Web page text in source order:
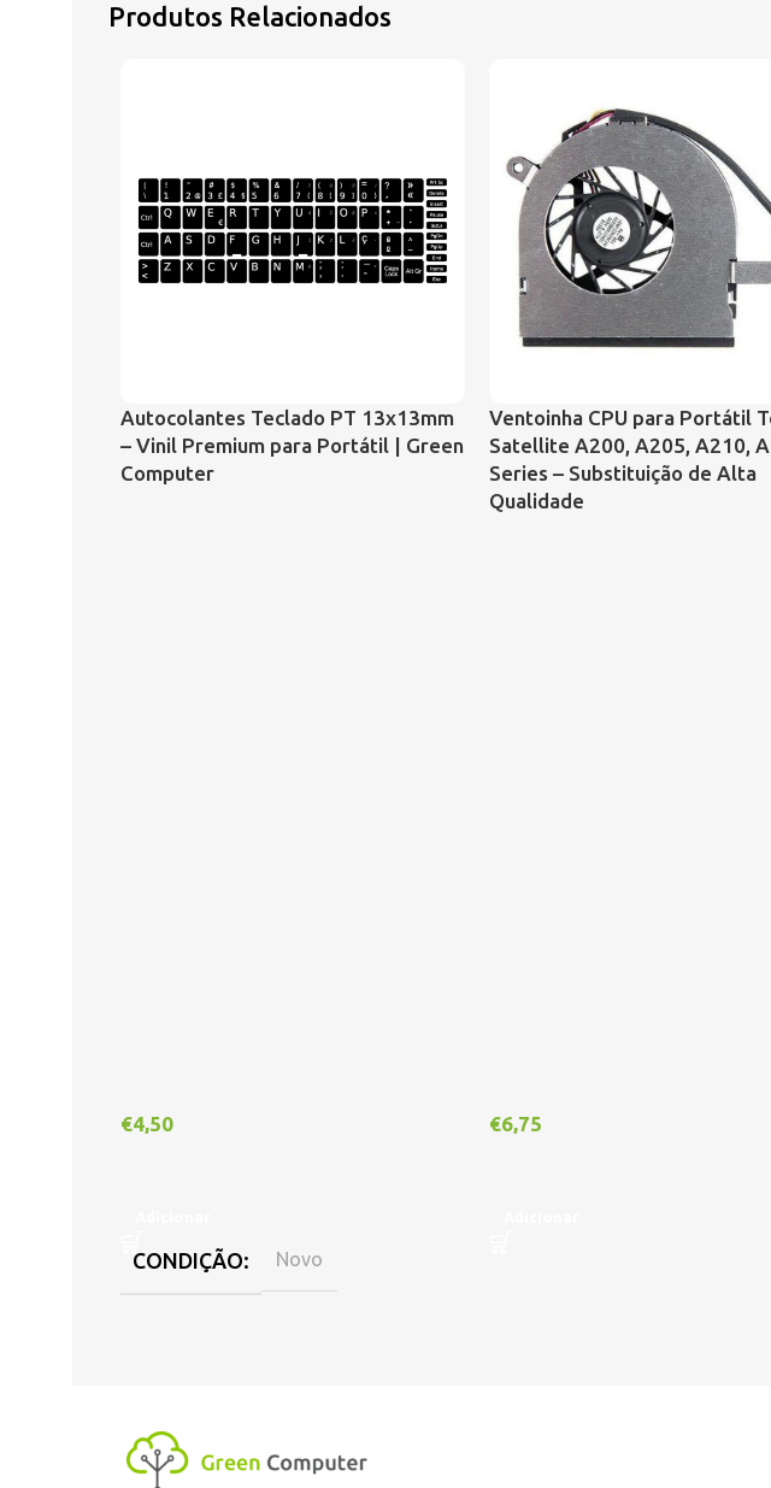
Produtos Relacionados
Autocolantes Teclado PT 13x13mm
– Vinil Premium para Portátil | Green
Computer
€4,50
CONDIÇÃO Novo
Ventoinha CPU para Portátil
Satellite A200, A205, A210,
Series – Substituição de Alta
Qualidade
€6,75